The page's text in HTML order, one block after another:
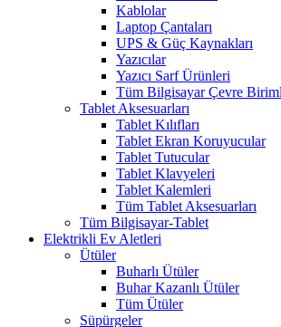
Kablolar
Laptop Çantaları
UPS & Güç Kaynakları
Yazıcılar
Yazıcı Sarf Ürünleri
Tüm Bilgisayar Çevre
Tablet Aksesuarları
Tablet Kılıfları
Tablet Ekran Koruyucular
Tablet Tutucular
Tablet Klavyeleri
Tablet Kalemleri
Tüm Tablet Aksesuarları
Tüm Bilgisayar-Tablet
Elektrikli Ev Aletleri
Ütüler
Buharlı Ütüler
Buhar Kazanlı Ütüler
Tüm Ütüler
Süpürgeler